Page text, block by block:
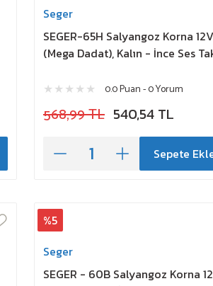
Seger
SEGER-65H Salyangoz Korna 12V
(Mega Dadat), Kalın - İnce Ses
0.0 Puan - 0 Yorum
568,99 TL 540,54 TL
Sepete
%5
Seger
SEGER - 60B Salyangoz Korna